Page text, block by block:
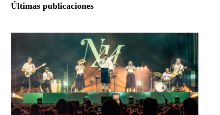
Últimas publicaciones